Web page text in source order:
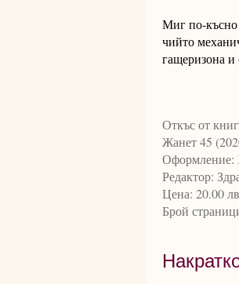
Миг по-късно
чийто
гащеризона и
Откъс от
Жанет 45
Оформление:
Редактор:
Цена: 20.00
Брой